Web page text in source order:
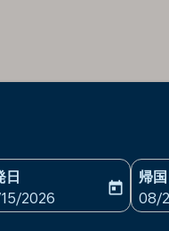
日
departure-
2026
today
帰
fc-
08/